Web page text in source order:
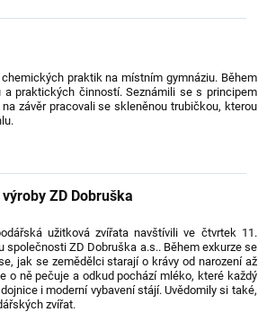
praktik na místním gymnáziu. Během
praktických činností. Seznámili se s principem
závěr pracovali se skleněnou trubičkou, kterou
ZD Dobruška
užitková zvířata navštívili ve čtvrtek 11.
společnosti ZD Dobruška a.s.. Během exkurze se
jak se zemědělci starají o krávy od narození až
o ně pečuje a odkud pochází mléko, které každý
i moderní vybavení stájí. Uvědomily si také,
zvířat.